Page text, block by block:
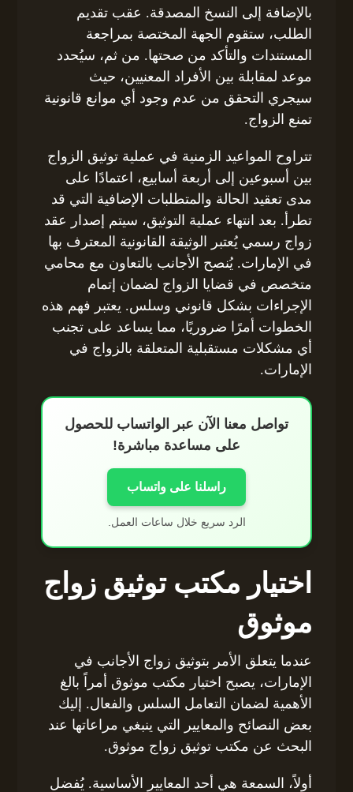
بالإضافة إلى النسخ المصدقة. عقب تقديم
الطلب، ستقوم الجهة المختصة بمراجعة
المستندات والتأكد من صحتها. من ثم، سيُحدد
موعد لمقابلة بين الأفراد المعنيين، حيث
سيجري التحقق من عدم وجود أي موانع قانونية
تمنع الزواج.
تتراوح المواعيد الزمنية في عملية توثيق الزواج
بين أسبوعين إلى أربعة أسابيع، اعتمادًا على
مدى تعقيد الحالة والمتطلبات الإضافية التي قد
تطرأ. بعد انتهاء عملية التوثيق، سيتم إصدار عقد
زواج رسمي يُعتبر الوثيقة القانونية المعترف بها
في الإمارات. يُنصح الأجانب بالتعاون مع محامي
متخصص في قضايا الزواج لضمان إتمام
الإجراءات بشكل قانوني وسلس. يعتبر فهم هذه
الخطوات أمرًا ضروريًا، مما يساعد على تجنب
أي مشكلات مستقبلية المتعلقة بالزواج في
الإمارات.
تواصل معنا الآن عبر الواتساب للحصول
على مساعدة مباشرة!
راسلنا على واتساب
الرد سريع خلال ساعات العمل.
اختيار مكتب توثيق زواج
موثوق
عندما يتعلق الأمر بتوثيق زواج الأجانب في
الإمارات، يصبح اختيار مكتب موثوق أمراً بالغ
الأهمية لضمان التعامل السلس والفعال. إليك
بعض النصائح والمعايير التي ينبغي مراعاتها عند
البحث عن مكتب توثيق زواج موثوق.
أولاً، السمعة هي أحد المعايير الأساسية. يُفضل